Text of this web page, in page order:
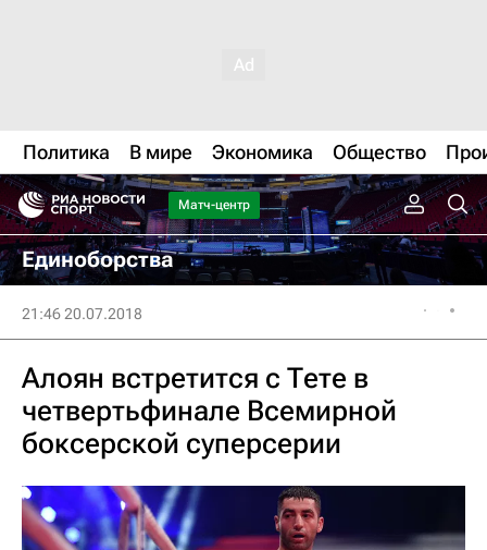
Политика В мире Экономика Общество
Матч-центр
Единоборства
21:46 20.07.2018
Алоян встретится с Тете в
четвертьфинале Всемирной
боксерской суперсерии